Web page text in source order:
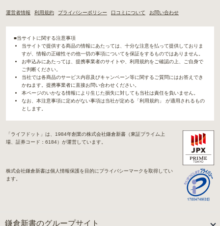
運営者情報 利用規約 プライバシーポリシー 口コミについて お問い合わせ
■当サイトに関する注意事項
当サイトで提供する商品の情報にあたっては、十分な注意を払って提供しておりま
すが、情報の正確性その他一切の事項についてを保証をするものではありません。
お申込みにあたっては、提携事業者のサイトや、利用規約をご確認の上、ご自身で
ご判断ください。
当社では各商品のサービス内容及びキャンペーン等に関するご質問にはお答えでき
かねます。提携事業者に直接お問い合わせください。
本ページのいかなる情報により生じた損失に対しても当社は責任を負いません。
なお、本注意事項に定めがない事項は当社が定める「利用規約」 が適用されるもの
とします。
「ライフドット」は、1984年創業の株式会社鎌倉新書（東証プライム上
場、証券コード：6184）が運営しています。
株式会社鎌倉新書は個人情報保護を目的にプライバシーマークを取得してい
ます。
鎌倉新書のグループサイト